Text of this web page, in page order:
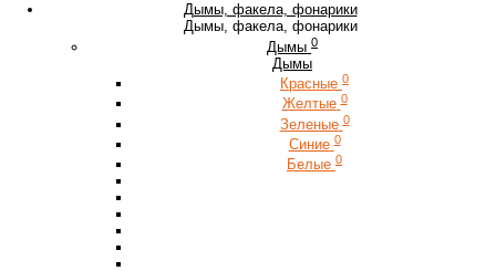
Дымы, факела, фонарики
Дымы, факела, фонарики
Дымы 0
Дымы
Красные 0
Желтые 0
Зеленые 0
Синие 0
Белые 0